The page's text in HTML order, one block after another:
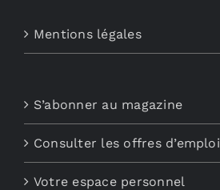
Mentions légales
S’abonner au magazine
Consulter les offres d’emploi
Votre espace personnel